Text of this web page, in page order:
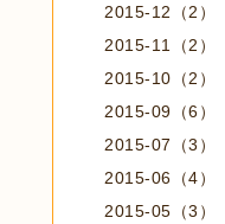
2015-12（2）
2015-11（2）
2015-10（2）
2015-09（6）
2015-07（3）
2015-06（4）
2015-05（3）